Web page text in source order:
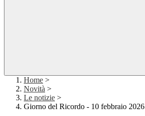
Home >
Novità >
Le notizie >
Giorno del Ricordo - 10 febbraio 2026